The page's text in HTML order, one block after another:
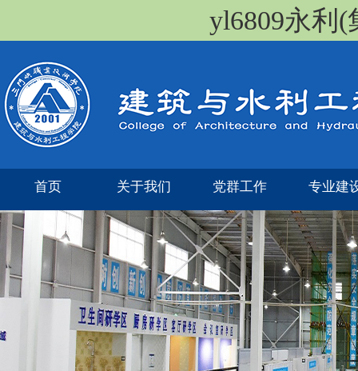
yl6809永利
首页 关于我们 党群工作 专业建